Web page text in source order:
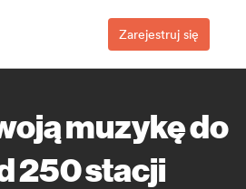
Zarejestruj się
muzykę do
250 stacji